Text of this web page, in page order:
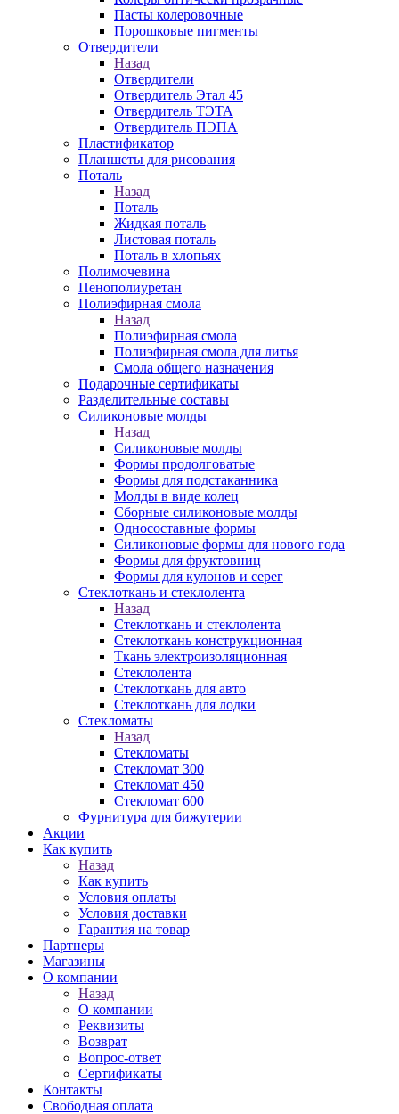
Пасты колеровочные
Порошковые пигменты
Отвердители
Назад
Отвердители
Отвердитель Этал 45
Отвердитель ТЭТА
Отвердитель ПЭПА
Пластификатор
Планшеты для рисования
Поталь
Назад
Поталь
Жидкая поталь
Листовая поталь
Поталь в хлопьях
Полимочевина
Пенополиуретан
Полиэфирная смола
Назад
Полиэфирная смола
Полиэфирная смола для литья
Смола общего назначения
Подарочные сертификаты
Разделительные составы
Силиконовые молды
Назад
Силиконовые молды
Формы продолговатые
Формы для подстаканника
Молды в виде колец
Сборные силиконовые молды
Односоставные формы
Силиконовые формы для нового года
Формы для фруктовниц
Формы для кулонов и серег
Стеклоткань и стеклолента
Назад
Стеклоткань и стеклолента
Стеклоткань конструкционная
Ткань электроизоляционная
Стеклолента
Стеклоткань для авто
Стеклоткань для лодки
Стекломаты
Назад
Стекломаты
Стекломат 300
Стекломат 450
Стекломат 600
Фурнитура для бижутерии
Акции
Как купить
Назад
Как купить
Условия оплаты
Условия доставки
Гарантия на товар
Партнеры
Магазины
О компании
Назад
О компании
Реквизиты
Возврат
Вопрос-ответ
Сертификаты
Контакты
Свободная оплата